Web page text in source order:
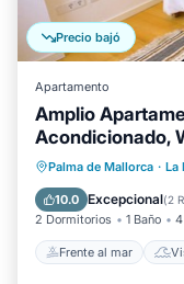
Precio bajó
Apartamento
Amplio
Acondicionado,
Palma de Mallorca · La
10.0 Excepcional(2
2 Dormitorios 1 Baño
Frente al mar
Frente al
Balcón/